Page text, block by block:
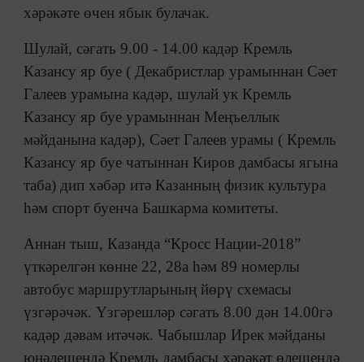
хәрәкәте өчен ябык булачак.
Шулай, сәгать 9.00 - 14.00 кадәр Кремль
Казансу яр буе ( Декабристлар урамыннан Сәет
Галеев урамына кадәр, шулай ук Кремль
Казансу яр буе урамыннан Меңъеллык
мәйданына кадәр), Сәет Галеев урамы ( Кремль
Казансу яр буе чатыннан Киров дамбасы ягына
таба) дип хәбәр итә Казанның физик культура
һәм спорт буенча Башкарма комитеты.
Аннан тыш, Казанда “Кросс Нации-2018”
үткәрелгән көнне 22, 28а һәм 89 номерлы
автобус маршрутларының йөрү схемасы
үзгәрәчәк. Үзгәрешләр сәгать 8.00 дән 14.00гә
кадәр дәвам итәчәк. Чабышлар Ирек мәйданы
юнәлешендә Кремль дамбасы хәрәкәт өлешендә